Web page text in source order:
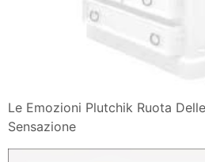
Le Emozioni Plutchik Ruota
Sensazione